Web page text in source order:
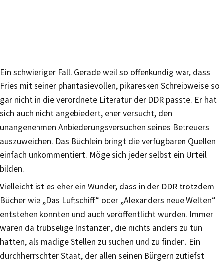
Ein schwieriger Fall. Gerade weil so offenkundig war, dass
Fries mit seiner phantasievollen, pikaresken Schreibweise so
gar nicht in die verordnete Literatur der DDR passte. Er hat
sich auch nicht angebiedert, eher versucht, den
unangenehmen Anbiederungsversuchen seines Betreuers
auszuweichen. Das Büchlein bringt die verfügbaren Quellen
einfach unkommentiert. Möge sich jeder selbst ein Urteil
bilden.
Vielleicht ist es eher ein Wunder, dass in der DDR trotzdem
Bücher wie „Das Luftschiff“ oder „Alexanders neue Welten“
entstehen konnten und auch veröffentlicht wurden. Immer
waren da trübselige Instanzen, die nichts anders zu tun
hatten, als madige Stellen zu suchen und zu finden. Ein
durchherrschter Staat, der allen seinen Bürgern zutiefst